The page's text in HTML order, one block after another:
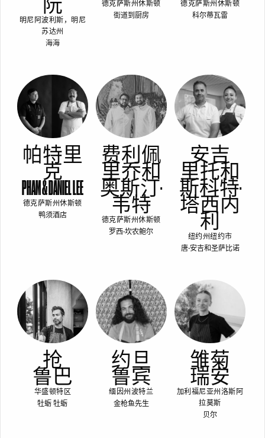
阮
明尼阿波利斯，明尼
苏达州
海海
德克萨斯州休斯顿
街道到厨房
德克萨斯州休斯顿
科尔蒂瓦雷
帕特里
克
PHAM & DANIEL LEE
德克萨斯州休斯顿
鸭须酒店
费利佩
里乔和
奥斯汀·
韦特
德克萨斯州休斯顿
罗西·坎农鲍尔
安吉
里托和
斯科特·
塔西内
利
纽约州纽约市
唐·安吉和圣萨比诺
抢
鲁巴
华盛顿特区
牡蛎 牡蛎
约旦
鲁宾
缅因州波特兰
金枪鱼先生
雏菊
瑞安
加利福尼亚州洛斯阿
拉莫斯
贝尔